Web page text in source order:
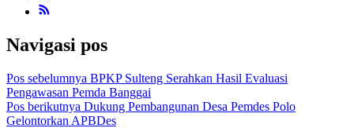
Navigasi pos
Pos sebelumnya BPKP Sulteng Serahkan Hasil Evaluasi
Pengawasan Pemda Banggai
Pos berikutnya Dukung Pembangunan Desa Pemdes Polo
Gelontorkan APBDes